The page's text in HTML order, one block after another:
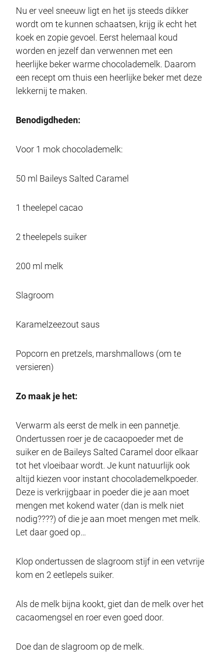
Nu er veel sneeuw ligt en het ijs steeds dikker
wordt om te kunnen schaatsen, krijg ik echt het
koek en zopie gevoel. Eerst helemaal koud
worden en jezelf dan verwennen met een
heerlijke beker warme chocolademelk. Daarom
een recept om thuis een heerlijke beker met deze
lekkernij te maken.
Benodigdheden:
Voor 1 mok chocolademelk:
50 ml Baileys Salted Caramel
1 theelepel cacao
2 theelepels suiker
200 ml melk
Slagroom
Karamelzeezout saus
Popcorn en pretzels, marshmallows (om te
versieren)
Zo maak je het:
Verwarm als eerst de melk in een pannetje.
Ondertussen roer je de cacaopoeder met de
suiker en de Baileys Salted Caramel door elkaar
tot het vloeibaar wordt. Je kunt natuurlijk ook
altijd kiezen voor instant chocolademelkpoeder.
Deze is verkrijgbaar in poeder die je aan moet
mengen met kokend water (dan is melk niet
nodig????) of die je aan moet mengen met melk.
Let daar goed op…
Klop ondertussen de slagroom stijf in een vetvrije
kom en 2 eetlepels suiker.
Als de melk bijna kookt, giet dan de melk over het
cacaomengsel en roer even goed door.
Doe dan de slagroom op de melk.